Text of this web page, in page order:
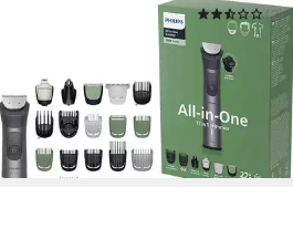
Multifunktionstrimmer Series 7000
(2)
ab 59,99 € UVP79,99 €
nur bis Dienstag
-25%
in 1-2 Werktagen bei dir